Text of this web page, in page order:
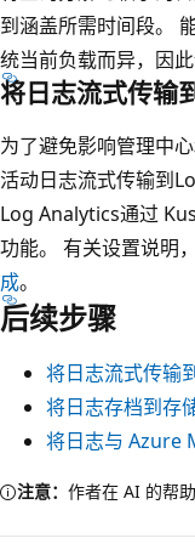
到涵盖所需时间段。
统当前负载而异，因
将日志流式传输
为了避免影响管理中
活动日志流式传输到
Log Analytics通过
功能。 有关设置说明
成。
后续步骤
将日志流式传输
将日志存档到存
将日志与 Azure
注意： 作者在 AI 的帮